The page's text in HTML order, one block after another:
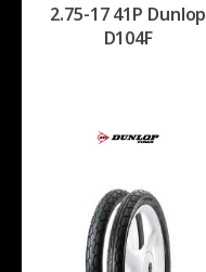
2.75-17 41P Dunlop
D104F